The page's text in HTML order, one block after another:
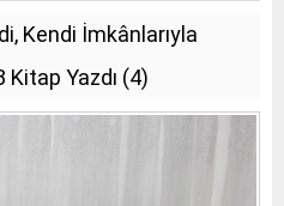
Kendi İmkânlarıyla
Yazdı (4)